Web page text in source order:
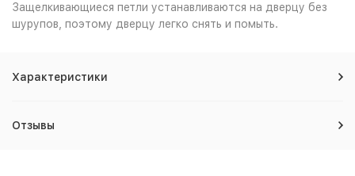
Защелкивающиеся петли устанавливаются на дверцу без
шурупов, поэтому дверцу легко снять и помыть.
Характеристики
Отзывы